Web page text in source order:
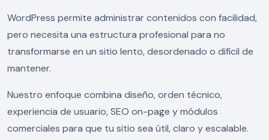
WordPress permite administrar contenidos con facilidad,
pero necesita una estructura profesional para no
transformarse en un sitio lento, desordenado o difícil de
mantener.
Nuestro enfoque combina diseño, orden técnico,
experiencia de usuario, SEO on-page y módulos
comerciales para que tu sitio sea útil, claro y escalable.